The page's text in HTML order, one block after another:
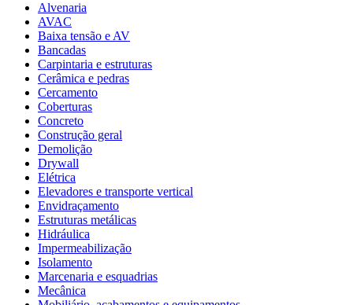
Alvenaria
AVAC
Baixa tensão e AV
Bancadas
Carpintaria e estruturas
Cerâmica e pedras
Cercamento
Coberturas
Concreto
Construção geral
Demolição
Drywall
Elétrica
Elevadores e transporte vertical
Envidraçamento
Estruturas metálicas
Hidráulica
Impermeabilização
Isolamento
Marcenaria e esquadrias
Mecânica